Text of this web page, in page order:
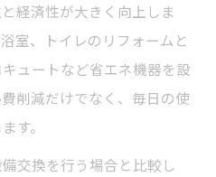
経済性が大きく向上しま
室、トイレのリフォームと
ュートなど省エネ機器を設
削減だけでなく、毎日の使
す。
交換を行う場合と比較し